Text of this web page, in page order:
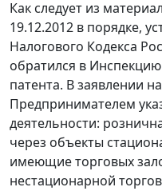
Как следует из
19.12.2012 в порядке,
Налогового Кодекса
обратился в
патента. В заявлении
Предпринимателем
деятельности:
через объекты
имеющие торговых
нестационарной